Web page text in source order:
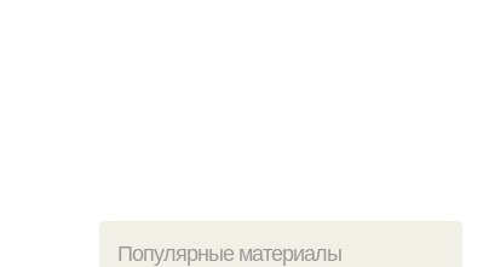
Популярные материалы